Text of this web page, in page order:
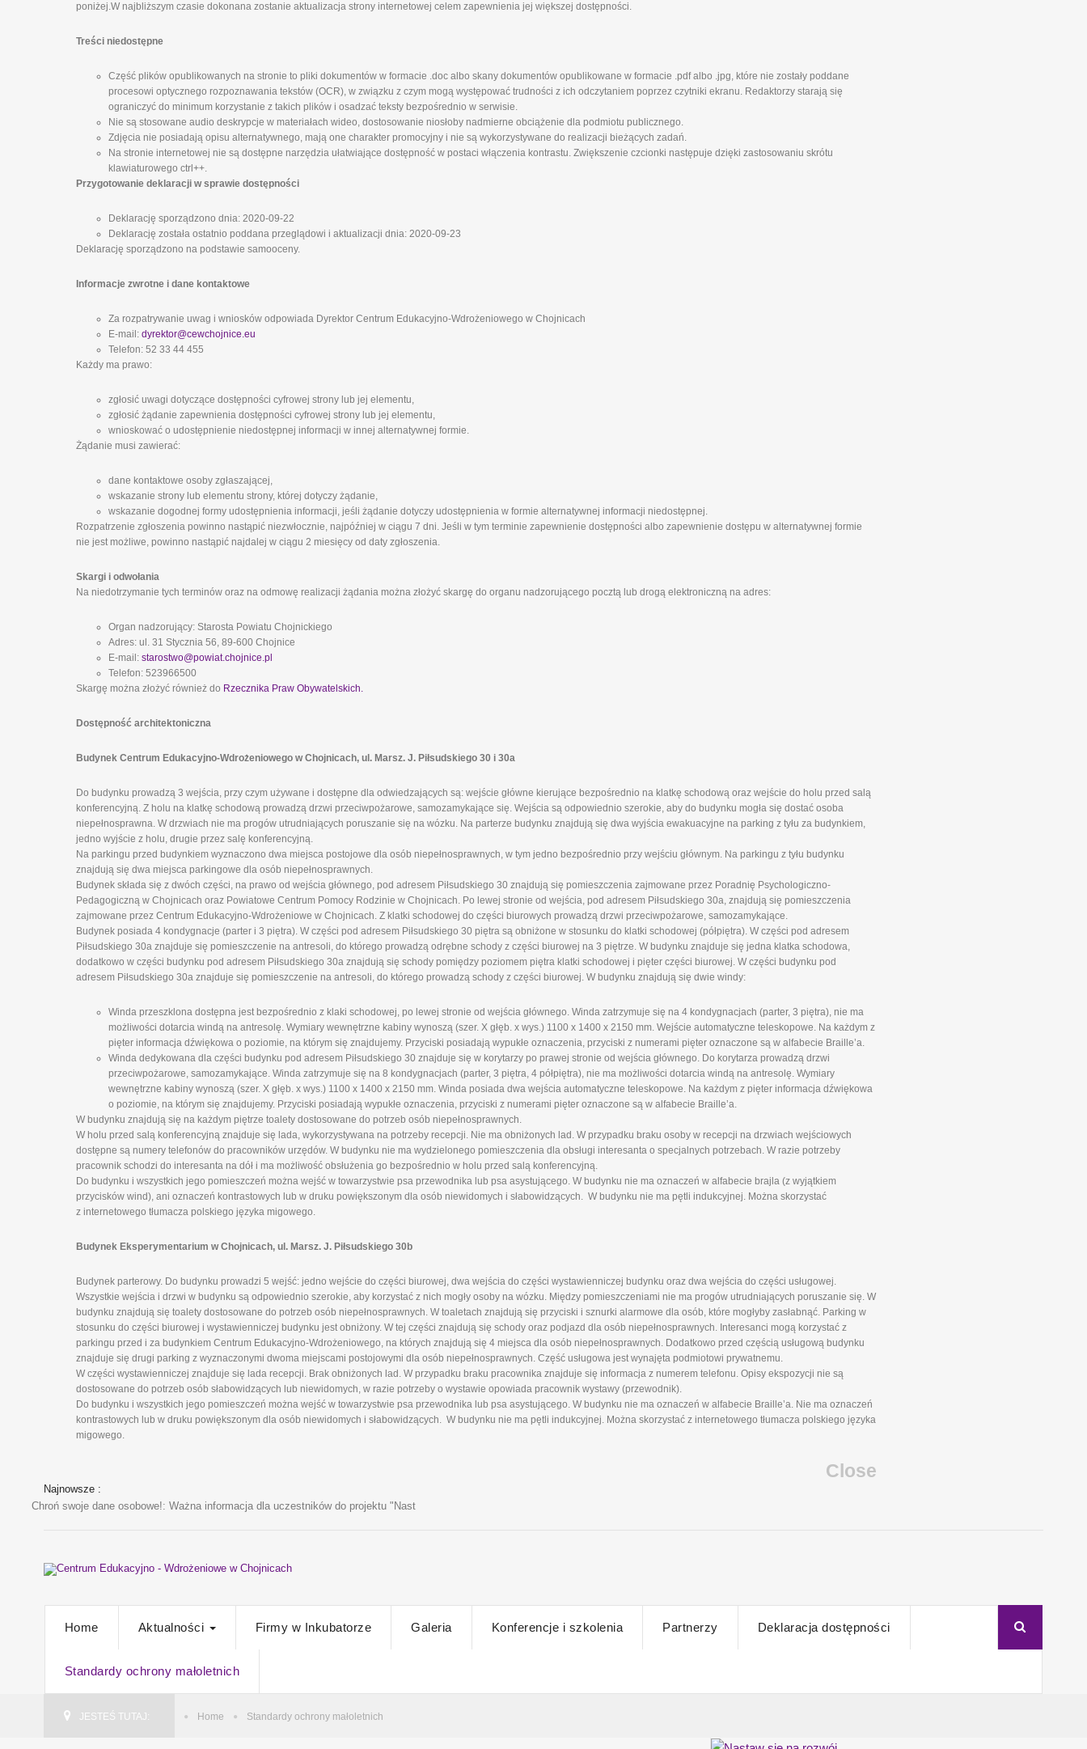
poniżej.W najbliższym czasie dokonana zostanie aktualizacja strony internetowej celem zapewnienia jej większej dostępności.
Treści niedostępne
Część plików opublikowanych na stronie to pliki dokumentów w formacie .doc albo skany dokumentów opublikowane w formacie .pdf albo .jpg, które nie zostały poddane
procesowi optycznego rozpoznawania tekstów (OCR), w związku z czym mogą występować trudności z ich odczytaniem poprzez czytniki ekranu. Redaktorzy starają się
ograniczyć do minimum korzystanie z takich plików i osadzać teksty bezpośrednio w serwisie.
Nie są stosowane audio deskrypcje w materiałach wideo, dostosowanie niosłoby nadmierne obciążenie dla podmiotu publicznego.
Zdjęcia nie posiadają opisu alternatywnego, mają one charakter promocyjny i nie są wykorzystywane do realizacji bieżących zadań.
Na stronie internetowej nie są dostępne narzędzia ułatwiające dostępność w postaci włączenia kontrastu. Zwiększenie czcionki następuje dzięki zastosowaniu skrótu
klawiaturowego ctrl++.
Przygotowanie deklaracji w sprawie dostępności
Deklarację sporządzono dnia: 2020-09-22
Deklarację została ostatnio poddana przeglądowi i aktualizacji dnia: 2020-09-23
Deklarację sporządzono na podstawie samooceny.
Informacje zwrotne i dane kontaktowe
Za rozpatrywanie uwag i wniosków odpowiada Dyrektor Centrum Edukacyjno-Wdrożeniowego w Chojnicach
E-mail: dyrektor@cewchojnice.eu
Telefon: 52 33 44 455
Każdy ma prawo:
zgłosić uwagi dotyczące dostępności cyfrowej strony lub jej elementu,
zgłosić żądanie zapewnienia dostępności cyfrowej strony lub jej elementu,
wnioskować o udostępnienie niedostępnej informacji w innej alternatywnej formie.
Żądanie musi zawierać:
dane kontaktowe osoby zgłaszającej,
wskazanie strony lub elementu strony, której dotyczy żądanie,
wskazanie dogodnej formy udostępnienia informacji, jeśli żądanie dotyczy udostępnienia w formie alternatywnej informacji niedostępnej.
Rozpatrzenie zgłoszenia powinno nastąpić niezwłocznie, najpóźniej w ciągu 7 dni. Jeśli w tym terminie zapewnienie dostępności albo zapewnienie dostępu w alternatywnej formie
nie jest możliwe, powinno nastąpić najdalej w ciągu 2 miesięcy od daty zgłoszenia.
Skargi i odwołania
Na niedotrzymanie tych terminów oraz na odmowę realizacji żądania można złożyć skargę do organu nadzorującego pocztą lub drogą elektroniczną na adres:
Organ nadzorujący: Starosta Powiatu Chojnickiego
Adres: ul. 31 Stycznia 56, 89-600 Chojnice
E-mail: starostwo@powiat.chojnice.pl
Telefon: 523966500
Skargę można złożyć również do Rzecznika Praw Obywatelskich.
Dostępność architektoniczna
Budynek Centrum Edukacyjno-Wdrożeniowego w Chojnicach, ul. Marsz. J. Piłsudskiego 30 i 30a
Do budynku prowadzą 3 wejścia, przy czym używane i dostępne dla odwiedzających są: wejście główne kierujące bezpośrednio na klatkę schodową oraz wejście do holu przed salą
konferencyjną. Z holu na klatkę schodową prowadzą drzwi przeciwpożarowe, samozamykające się. Wejścia są odpowiednio szerokie, aby do budynku mogła się dostać osoba
niepełnosprawna. W drzwiach nie ma progów utrudniających poruszanie się na wózku. Na parterze budynku znajdują się dwa wyjścia ewakuacyjne na parking z tyłu za budynkiem,
jedno wyjście z holu, drugie przez salę konferencyjną.
Na parkingu przed budynkiem wyznaczono dwa miejsca postojowe dla osób niepełnosprawnych, w tym jedno bezpośrednio przy wejściu głównym. Na parkingu z tyłu budynku
znajdują się dwa miejsca parkingowe dla osób niepełnosprawnych.
Budynek składa się z dwóch części, na prawo od wejścia głównego, pod adresem Piłsudskiego 30 znajdują się pomieszczenia zajmowane przez Poradnię Psychologiczno-
Pedagogiczną w Chojnicach oraz Powiatowe Centrum Pomocy Rodzinie w Chojnicach. Po lewej stronie od wejścia, pod adresem Piłsudskiego 30a, znajdują się pomieszczenia
zajmowane przez Centrum Edukacyjno-Wdrożeniowe w Chojnicach. Z klatki schodowej do części biurowych prowadzą drzwi przeciwpożarowe, samozamykające.
Budynek posiada 4 kondygnacje (parter i 3 piętra). W części pod adresem Piłsudskiego 30 piętra są obniżone w stosunku do klatki schodowej (półpiętra). W części pod adresem
Piłsudskiego 30a znajduje się pomieszczenie na antresoli, do którego prowadzą odrębne schody z części biurowej na 3 piętrze. W budynku znajduje się jedna klatka schodowa,
dodatkowo w części budynku pod adresem Piłsudskiego 30a znajdują się schody pomiędzy poziomem piętra klatki schodowej i pięter części biurowej. W części budynku pod
adresem Piłsudskiego 30a znajduje się pomieszczenie na antresoli, do którego prowadzą schody z części biurowej. W budynku znajdują się dwie windy:
Winda przeszklona dostępna jest bezpośrednio z klaki schodowej, po lewej stronie od wejścia głównego. Winda zatrzymuje się na 4 kondygnacjach (parter, 3 piętra), nie ma
możliwości dotarcia windą na antresolę. Wymiary wewnętrzne kabiny wynoszą (szer. X głęb. x wys.) 1100 x 1400 x 2150 mm. Wejście automatyczne teleskopowe. Na każdym z
pięter informacja dźwiękowa o poziomie, na którym się znajdujemy. Przyciski posiadają wypukłe oznaczenia, przyciski z numerami pięter oznaczone są w alfabecie Braille’a.
Winda dedykowana dla części budynku pod adresem Piłsudskiego 30 znajduje się w korytarzy po prawej stronie od wejścia głównego. Do korytarza prowadzą drzwi
przeciwpożarowe, samozamykające. Winda zatrzymuje się na 8 kondygnacjach (parter, 3 piętra, 4 półpiętra), nie ma możliwości dotarcia windą na antresolę. Wymiary
wewnętrzne kabiny wynoszą (szer. X głęb. x wys.) 1100 x 1400 x 2150 mm. Winda posiada dwa wejścia automatyczne teleskopowe. Na każdym z pięter informacja dźwiękowa
o poziomie, na którym się znajdujemy. Przyciski posiadają wypukłe oznaczenia, przyciski z numerami pięter oznaczone są w alfabecie Braille’a.
W budynku znajdują się na każdym piętrze toalety dostosowane do potrzeb osób niepełnosprawnych.
W holu przed salą konferencyjną znajduje się lada, wykorzystywana na potrzeby recepcji. Nie ma obniżonych lad. W przypadku braku osoby w recepcji na drzwiach wejściowych
dostępne są numery telefonów do pracowników urzędów. W budynku nie ma wydzielonego pomieszczenia dla obsługi interesanta o specjalnych potrzebach. W razie potrzeby
pracownik schodzi do interesanta na dół i ma możliwość obsłużenia go bezpośrednio w holu przed salą konferencyjną.
Do budynku i wszystkich jego pomieszczeń można wejść w towarzystwie psa przewodnika lub psa asystującego. W budynku nie ma oznaczeń w alfabecie brajla (z wyjątkiem
przycisków wind), ani oznaczeń kontrastowych lub w druku powiększonym dla osób niewidomych i słabowidzących. W budynku nie ma pętli indukcyjnej. Można skorzystać
z internetowego tłumacza polskiego języka migowego.
Budynek Eksperymentarium w Chojnicach, ul. Marsz. J. Piłsudskiego 30b
Budynek parterowy. Do budynku prowadzi 5 wejść: jedno wejście do części biurowej, dwa wejścia do części wystawienniczej budynku oraz dwa wejścia do części usługowej.
Wszystkie wejścia i drzwi w budynku są odpowiednio szerokie, aby korzystać z nich mogły osoby na wózku. Między pomieszczeniami nie ma progów utrudniających poruszanie się. W
budynku znajdują się toalety dostosowane do potrzeb osób niepełnosprawnych. W toaletach znajdują się przyciski i sznurki alarmowe dla osób, które mogłyby zasłabnąć. Parking w
stosunku do części biurowej i wystawienniczej budynku jest obniżony. W tej części znajdują się schody oraz podjazd dla osób niepełnosprawnych. Interesanci mogą korzystać z
parkingu przed i za budynkiem Centrum Edukacyjno-Wdrożeniowego, na których znajdują się 4 miejsca dla osób niepełnosprawnych. Dodatkowo przed częścią usługową budynku
znajduje się drugi parking z wyznaczonymi dwoma miejscami postojowymi dla osób niepełnosprawnych. Część usługowa jest wynajęta podmiotowi prywatnemu.
W części wystawienniczej znajduje się lada recepcji. Brak obniżonych lad. W przypadku braku pracownika znajduje się informacja z numerem telefonu. Opisy ekspozycji nie są
dostosowane do potrzeb osób słabowidzących lub niewidomych, w razie potrzeby o wystawie opowiada pracownik wystawy (przewodnik).
Do budynku i wszystkich jego pomieszczeń można wejść w towarzystwie psa przewodnika lub psa asystującego. W budynku nie ma oznaczeń w alfabecie Braille’a. Nie ma oznaczeń
kontrastowych lub w druku powiększonym dla osób niewidomych i słabowidzących. W budynku nie ma pętli indukcyjnej. Można skorzystać z internetowego tłumacza polskiego języka
migowego.
Close
Najnowsze :
Chroń swoje dane osobowe!: Ważna informacja dla uczestników do projektu "Nast
Home Aktualności Firmy w Inkubatorze Galeria Konferencje i szkolenia Partnerzy Deklaracja dostępności
Standardy ochrony małoletnich
JESTEŚ TUTAJ: Home Standardy ochrony małoletnich